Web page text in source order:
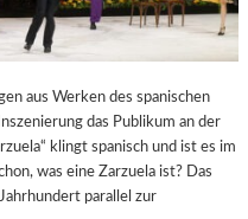
Z
E
K
aus Werken des spanischen
das Publikum an der
klingt spanisch und ist es im
was eine Zarzuela ist? Das
parallel zur